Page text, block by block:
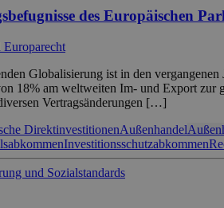
des Europäischen
Globalisierung ist in den
18% am weltweiten Im- und Export zur
Vertragsänderungen […]
DirektinvestitionenAußenhandel
Investitionsschutzabkommen